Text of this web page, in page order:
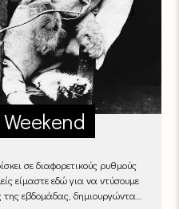
σε διαφορετικούς ρυθμούς
είμαστε εδώ για να ντύσουμε
της εβδομάδας, δημιουργώντας